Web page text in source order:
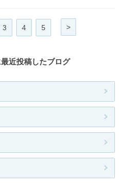
3 4 5 >
近投稿したブログ